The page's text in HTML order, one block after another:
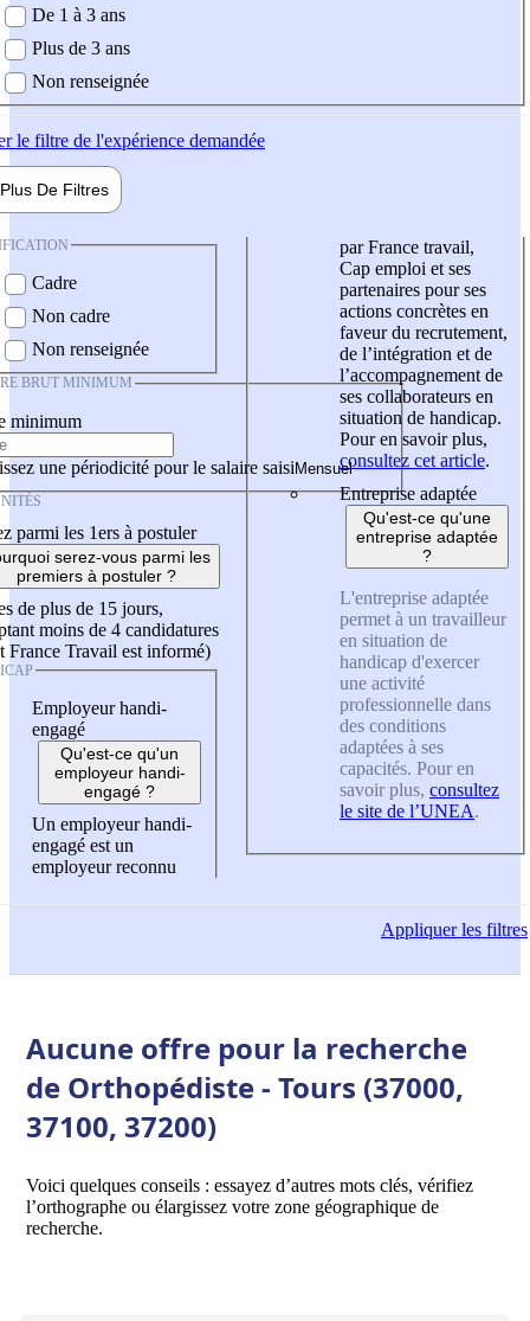
De 1 à 3 ans
Plus de 3 ans
Non renseignée
le filtre de l'expérience demandée
Plus De Filtres
Cadre
Non cadre
Non renseignée
BRUT MINIMUM
minimum
une périodicité pour le salaire saisi
parmi les 1ers à postuler
serez-vous parmi les
premiers à postuler ?
de plus de 15 jours,
moins de 4 candidatures
France Travail est informé)
Employeur handi-
engagé
Qu'est-ce qu'un
employeur handi-
engagé ?
Un employeur handi-
engagé est un
employeur reconnu
par France travail,
Cap emploi et ses
partenaires pour ses
actions concrètes en
faveur du recrutement,
de l’intégration et de
l’accompagnement de
ses collaborateurs en
situation de handicap.
Pour en savoir plus,
consultez cet article.
Entreprise adaptée
Qu'est-ce qu'une
entreprise adaptée
?
L'entreprise adaptée
permet à un travailleur
en situation de
handicap d'exercer
une activité
professionnelle dans
des conditions
adaptées à ses
capacités. Pour en
savoir plus, consultez
le site de l’UNEA.
Appliquerles filtres
Aucune offre pour la recherche
de Orthopédiste - Tours (37000,
37100, 37200)
Voici quelques conseils : essayez d’autres mots clés, vérifiez
l’orthographe ou élargissez votre zone géographique de
recherche.